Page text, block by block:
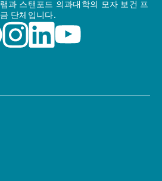
과 스탠포드 의과대학의 모자 보건 프
단체입니다.